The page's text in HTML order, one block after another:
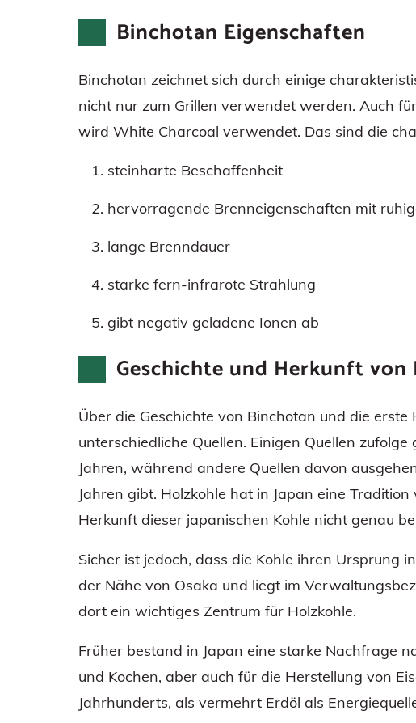
Binchotan Eigenschaften
Binchotan zeichnet sich durch einige
nicht nur zum Grillen verwendet werden. Auch
wird White Charcoal verwendet. Das sind die
steinharte Beschaffenheit
hervorragende Brenneigenschaften mit
lange Brenndauer
starke fern-infrarote Strahlung
gibt negativ geladene Ionen ab
Geschichte und Herkunft von
Über die Geschichte von Binchotan und die erste
unterschiedliche Quellen. Einigen Quellen
Jahren, während andere Quellen davon
Jahren gibt. Holzkohle hat in Japan eine
Herkunft dieser japanischen Kohle nicht genau
Sicher ist jedoch, dass die Kohle ihren Ursprung
der Nähe von Osaka und liegt im
dort ein wichtiges Zentrum für Holzkohle.
Früher bestand in Japan eine starke Nachfrage
und Kochen, aber auch für die Herstellung von
Jahrhunderts, als vermehrt Erdöl als